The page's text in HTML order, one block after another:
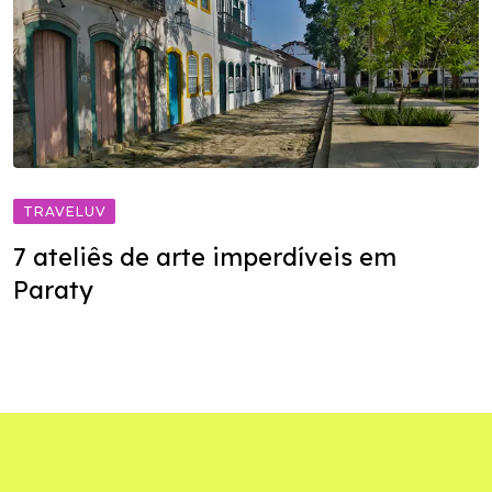
TRAVELUV
7 ateliês de arte imperdíveis em
Paraty